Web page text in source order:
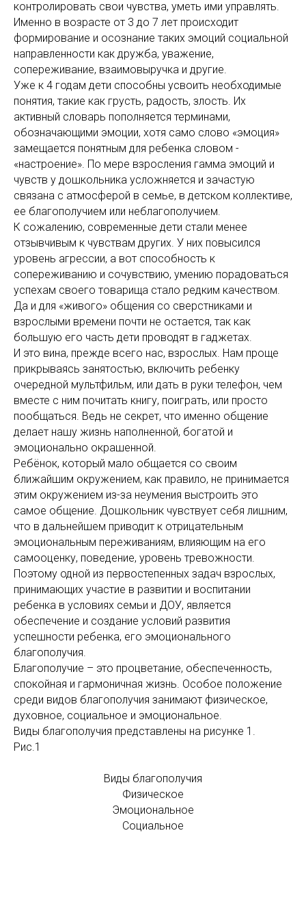
контролировать свои чувства, уметь ими управлять.
Именно в возрасте от 3 до 7 лет происходит
формирование и осознание таких эмоций социальной
направленности как дружба, уважение,
сопереживание, взаимовыручка и другие.
Уже к 4 годам дети способны усвоить необходимые
понятия, такие как грусть, радость, злость. Их
активный словарь пополняется терминами,
обозначающими эмоции, хотя само слово «эмоция»
замещается понятным для ребенка словом -
«настроение». По мере взросления гамма эмоций и
чувств у дошкольника усложняется и зачастую
связана с атмосферой в семье, в детском коллективе,
ее благополучием или неблагополучием.
К сожалению, современные дети стали менее
отзывчивым к чувствам других. У них повысился
уровень агрессии, а вот способность к
сопереживанию и сочувствию, умению порадоваться
успехам своего товарища стало редким качеством.
Да и для «живого» общения со сверстниками и
взрослыми времени почти не остается, так как
большую его часть дети проводят в гаджетах.
И это вина, прежде всего нас, взрослых. Нам проще
прикрываясь занятостью, включить ребенку
очередной мультфильм, или дать в руки телефон, чем
вместе с ним почитать книгу, поиграть, или просто
пообщаться. Ведь не секрет, что именно общение
делает нашу жизнь наполненной, богатой и
эмоционально окрашенной.
Ребёнок, который мало общается со своим
ближайшим окружением, как правило, не принимается
этим окружением из-за неумения выстроить это
самое общение. Дошкольник чувствует себя лишним,
что в дальнейшем приводит к отрицательным
эмоциональным переживаниям, влияющим на его
самооценку, поведение, уровень тревожности.
Поэтому одной из первостепенных задач взрослых,
принимающих участие в развитии и воспитании
ребенка в условиях семьи и ДОУ, является
обеспечение и создание условий развития
успешности ребенка, его эмоционального
благополучия.
Благополучие – это процветание, обеспеченность,
спокойная и гармоничная жизнь. Особое положение
среди видов благополучия занимают физическое,
духовное, социальное и эмоциональное.
Виды благополучия представлены на рисунке 1.
Рис.1
Виды благополучия
Физическое
Эмоциональное
Социальное